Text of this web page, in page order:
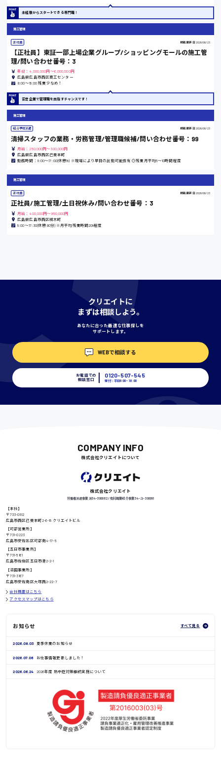
熊本県
島根県
香川県
愛知県
高知県
時給1200円〜
時給1100円〜
未経験からスタートできる専門職！
施工管理
正社員 掲載更新日 2026/06/23
【正社員】東証一部上場企業グループ/ショッピングモールの施工管
理/問い合わせ番号：3
年収：4,000,000円～6,000,000円
広島県広島市西区商工センター
9:00〜18:00 残業少なめ！
安定企業で管理職を目指すチャンスです！
施工管理
紹介予定派遣 掲載更新日 2026/06/23
清掃スタッフの業務・労務管理/管理職候補/問い合わせ番号：99
月給：250,000円～300,000円
広島県広島市西区己斐本町
勤務時間：8:00〜17:00(休憩1h) ※現場により早目の出勤可能性有 ◎残業月平均5〜10時間程度
施工管理
正社員 掲載更新日 2026/06/23
正社員/施工管理/土日祝休み/問い合わせ番号：3
月給：400,000円～950,000円
広島県広島市西区楠木町
8:00〜17:30(休憩90分) ※月平均残業時間20h程度
クリエイトに
まずは相談しよう。
あなたに合った最適な仕事探しを
サポートします。
WEBで相談する
お電話での
相談窓口
0120-507-545
受付：平日9:00 - 18:00
COMPANY INFO
株式会社クリエイトについて
株式会社クリエイト
労働者派遣事業 派34-300062 / 有料職業紹介事業 34-ユ-300091
【本社】
〒733-0812
広島市西区己斐本町2-6-18 クリエイトビル
【可部営業所】
〒731-0223
広島市安佐北区可部南4-17-5
【五日市事業所】
〒731-5161
広島市佐伯区五日市港2-2-1
【沼田事業所】
〒731-3167
広島市安佐南区大塚西2-22-7
会社概要はこちら
アクセスマップはこちら
お知らせ すべて見る
2026.08.03 夏季休業のお知らせ
2026.07.06 お仕事情報更新しました！
2026.06.24 2026年度 熱中症対策継続実施について